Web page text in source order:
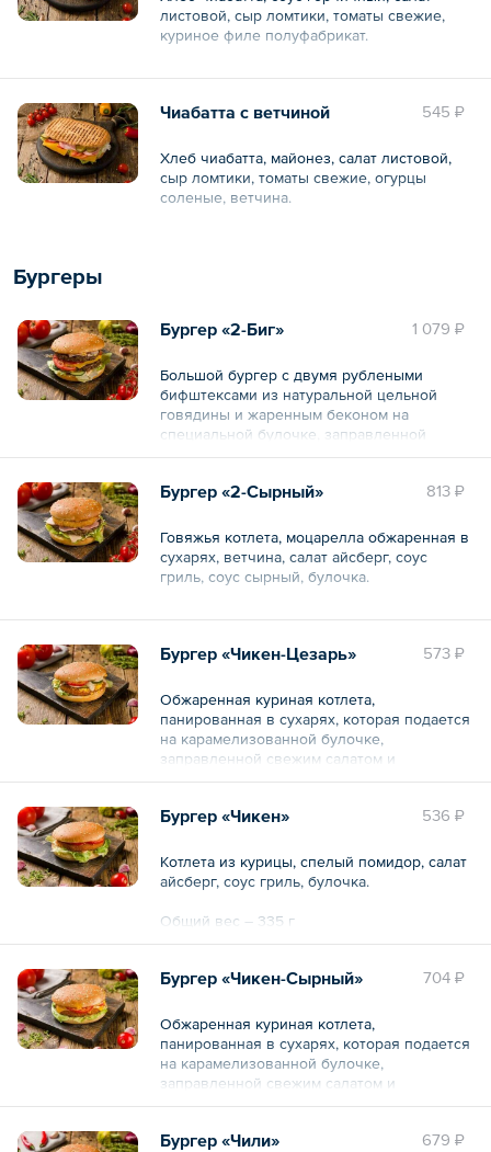
листовой, сыр ломтики, томаты свежие,
куриное филе полуфабрикат.
Общий вес – 260 г
545 ₽
Чиабатта с ветчиной
Хлеб чиабатта, майонез, салат листовой,
сыр ломтики, томаты свежие, огурцы
соленые, ветчина.
Бургеры
1 079 ₽
Бургер «2-Биг»
Большой бургер с двумя рублеными
бифштексами из натуральной цельной
говядины и жаренным беконом на
специальной булочке, заправленной
луком, маринованными огурчиками,
и специальным соусом.
Общий вес – 445 г
813 ₽
Бургер «2-Сырный»
Говяжья котлета, моцарелла обжаренная в
сухарях, ветчина, салат айсберг, соус
гриль, соус сырный, булочка.
Общий вес – 360 г
573 ₽
Бургер «Чикен-Цезарь»
Обжаренная куриная котлета,
панированная в сухарях, которая подается
на карамелизованной булочке,
заправленной свежим салатом и
специальным соусом «Цезарь».
Общий вес – 365 г 536 ₽
Бургер «Чикен»
Котлета из курицы, спелый помидор, салат
айсберг, соус гриль, булочка.
Общий вес – 335 г
704 ₽
Бургер «Чикен-Сырный»
Обжаренная куриная котлета,
панированная в сухарях, которая подается
на карамелизованной булочке,
заправленной свежим салатом и
специальным соусом «Цезарь».
Общий вес – 360 г 679 ₽
Бургер «Чили»